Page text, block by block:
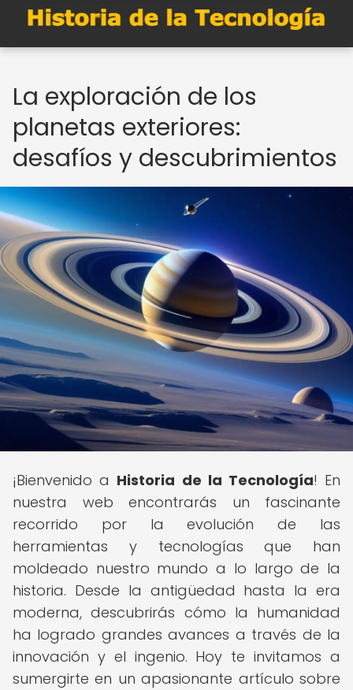
La exploración de los
planetas exteriores:
desafíos y descubrimientos
¡Bienvenido a Historia de la Tecnología! En
nuestra web encontrarás un fascinante
recorrido por la evolución de las
herramientas y tecnologías que han
moldeado nuestro mundo a lo largo de la
historia. Desde la antigüedad hasta la era
moderna, descubrirás cómo la humanidad
ha logrado grandes avances a través de la
innovación y el ingenio. Hoy te invitamos a
sumergirte en un apasionante artículo sobre